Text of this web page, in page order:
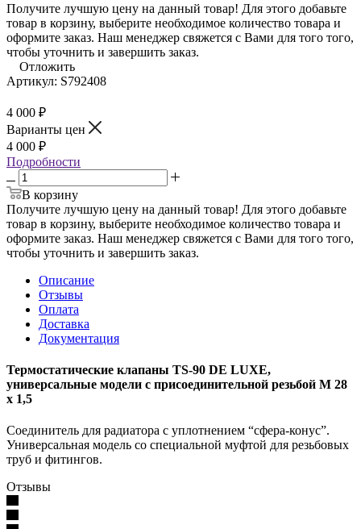
Получите лучшую цену на данный товар! Для этого добавьте
товар в корзину, выберите необходимое количество товара и
оформите заказ. Наш менеджер свяжется с Вами для того того,
чтобы уточнить и завершить заказ.
Отложить
Артикул: S792408
4 000 ₽
Варианты цен
4 000 ₽
Подробности
В корзину
Получите лучшую цену на данный товар! Для этого добавьте
товар в корзину, выберите необходимое количество товара и
оформите заказ. Наш менеджер свяжется с Вами для того того,
чтобы уточнить и завершить заказ.
Описание
Отзывы
Оплата
Доставка
Документация
Термостатические клапаны TS-90 DE LUXE,
универсальные модели с присоединительной резьбой М 28
х 1,5
Соединитель для радиатора с уплотнением “сфера-конус”.
Универсальная модель со специальной муфтой для резьбовых
труб и фитингов.
Отзывы